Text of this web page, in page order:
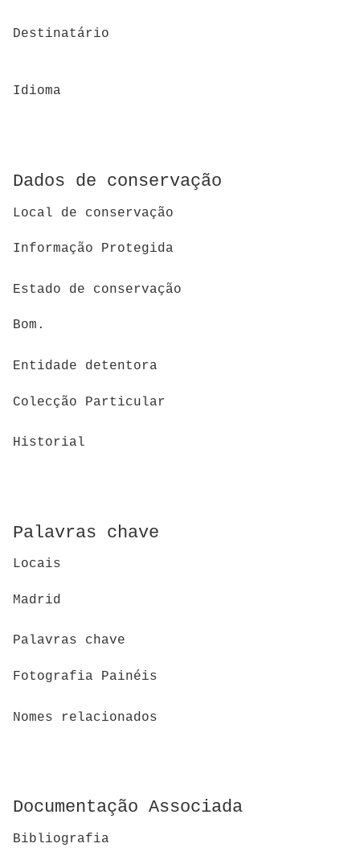
Destinatário
Idioma
Dados de conservação
Local de conservação
Informação Protegida
Estado de conservação
Bom.
Entidade detentora
Colecção Particular
Historial
Palavras chave
Locais
Madrid
Palavras chave
Fotografia Painéis
Nomes relacionados
Documentação Associada
Bibliografia